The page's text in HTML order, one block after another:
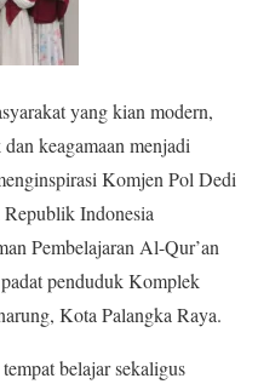
yang kian modern,
keagamaan menjadi
Komjen Pol Dedi
Indonesia
Pembelajaran Al-Qur’an
penduduk Komplek
Kota Palangka Raya.
belajar sekaligus